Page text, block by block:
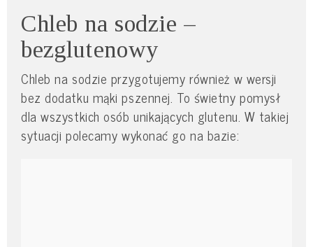
Chleb na sodzie –
bezglutenowy
Chleb na sodzie przygotujemy również w wersji
bez dodatku mąki pszennej. To świetny pomysł
dla wszystkich osób unikających glutenu. W takiej
sytuacji polecamy wykonać go na bazie: